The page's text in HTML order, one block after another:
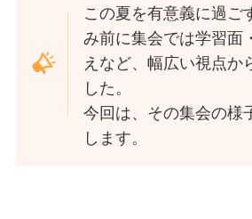
この夏を有意義に過ご
み前に集会では学習面
えなど、幅広い視点か
した。
今回は、その集会の様
します。